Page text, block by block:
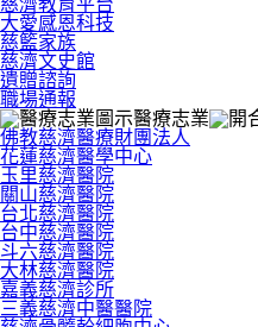
慈濟教育平台
大愛感恩科技
慈籃家族
慈濟文史館
遺贈諮詢
職場通報
醫療志業
佛教慈濟醫療財團法人
花蓮慈濟醫學中心
玉里慈濟醫院
關山慈濟醫院
台北慈濟醫院
台中慈濟醫院
斗六慈濟醫院
大林慈濟醫院
嘉義慈濟診所
三義慈濟中醫醫院